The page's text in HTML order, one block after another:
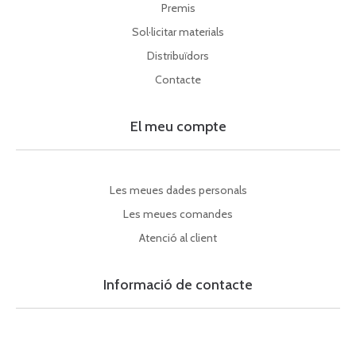
Premis
Sol·licitar materials
Distribuïdors
Contacte
El meu compte
Les meues dades personals
Les meues comandes
Atenció al client
Informació de contacte